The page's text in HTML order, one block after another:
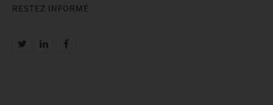
RESTEZ INFORMÉ